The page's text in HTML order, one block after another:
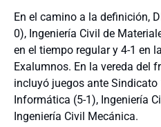
En el camino a la definición,
0), Ingeniería Civil de
en el tiempo regular y 4-1 en
Exalumnos. En la vereda del
incluyó juegos ante Sindicato
Informática (5-1), Ingeniería
Ingeniería Civil Mecánica.